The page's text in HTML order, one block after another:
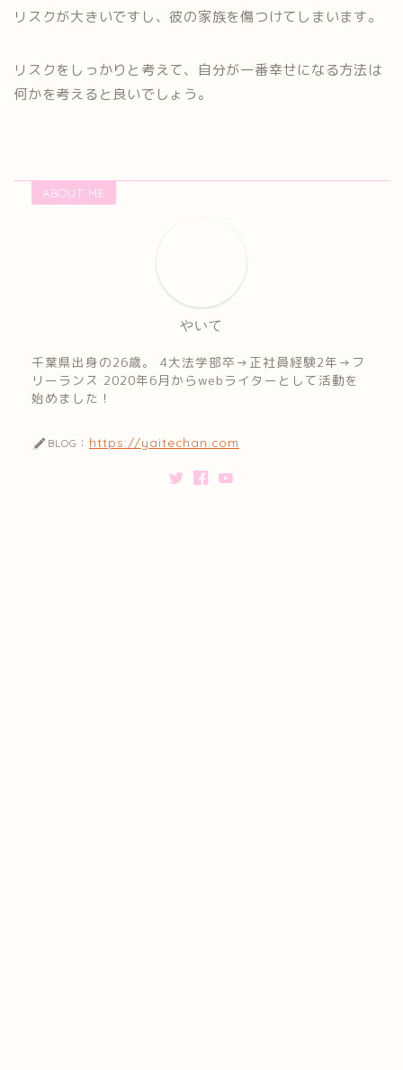
リスクが大きいですし、彼の家族を傷つけてしまいます。
リスクをしっかりと考えて、自分が一番幸せになる方法は
何かを考えると良いでしょう。
ABOUT ME
やいて
千葉県出身の26歳。 4大法学部卒→正社員経験2年→フ
リーランス 2020年6月からwebライターとして活動を
始めました！
BLOG： https://yaitechan.com